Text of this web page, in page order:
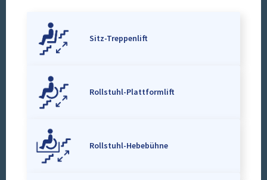
Sitz-Treppenlift
Rollstuhl-Plattformlift
Rollstuhl-Hebebühne